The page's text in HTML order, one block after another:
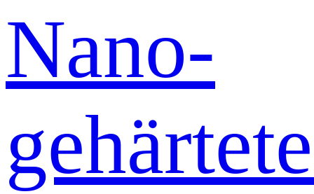
Nano-